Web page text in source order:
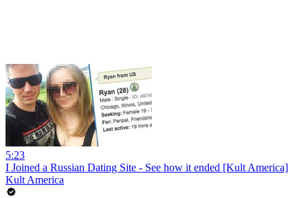
5:23
I Joined a Russian Dating Site - See how it ended [Kult America]
Kult America